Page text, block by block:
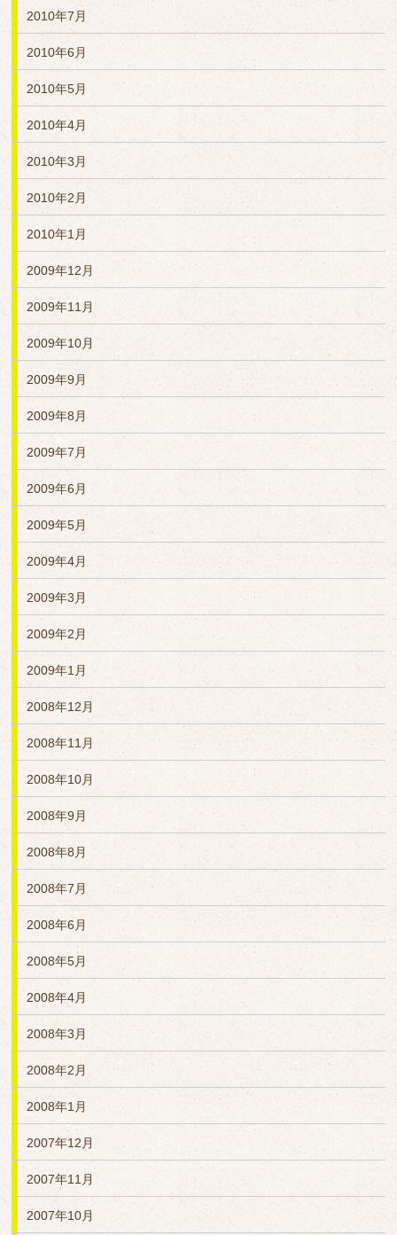
2010年7月
2010年6月
2010年5月
2010年4月
2010年3月
2010年2月
2010年1月
2009年12月
2009年11月
2009年10月
2009年9月
2009年8月
2009年7月
2009年6月
2009年5月
2009年4月
2009年3月
2009年2月
2009年1月
2008年12月
2008年11月
2008年10月
2008年9月
2008年8月
2008年7月
2008年6月
2008年5月
2008年4月
2008年3月
2008年2月
2008年1月
2007年12月
2007年11月
2007年10月